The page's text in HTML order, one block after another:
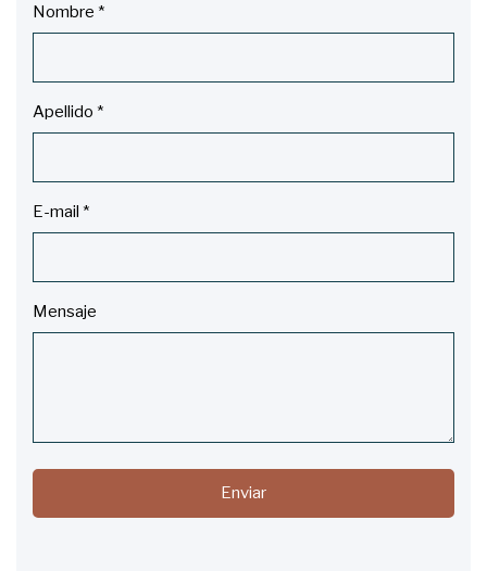
Nombre *
Apellido *
E-mail *
Mensaje
Enviar